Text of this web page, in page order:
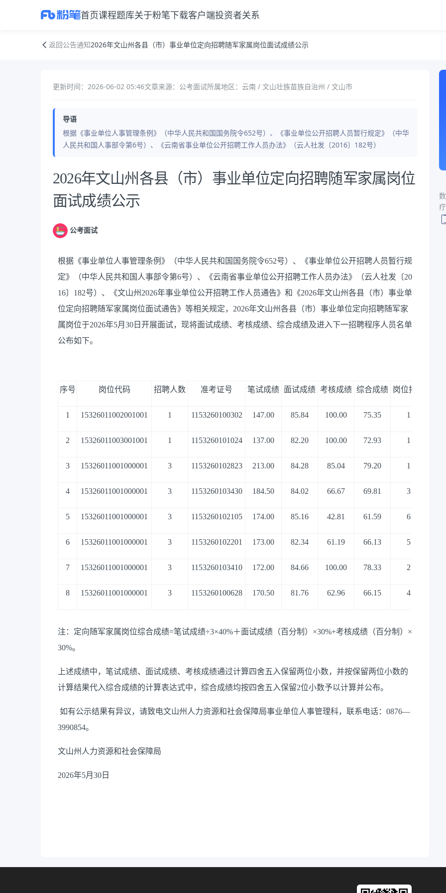
首页课程题库关于粉笔下载客户端投资者关系
返回公告通知2026年文山州各县（市）事业单位定向招聘随军家属岗位面试成绩公示
更新时间：2026-06-02 05:46文章来源：公考面试所属地区：云南 / 文山壮族苗族自治州 / 文山市
导语
根据《事业单位人事管理条例》（中华人民共和国国务院令652号）、《事业单位公开招聘人员暂行规定》（中华
人民共和国人事部令第6号）、《云南省事业单位公开招聘工作人员办法》（云人社发〔2016〕182号）
公告正文
2026年文山州各县（市）事业单位定向招聘随军家属岗位
面试成绩公示
公考面试
根据《事业单位人事管理条例》（中华人民共和国国务院令652号）、《事业单位公开招聘人员暂行规
定》（中华人民共和国人事部令第6号）、《云南省事业单位公开招聘工作人员办法》（云人社发〔20
16〕 182号）、《文山州 2026年事业单位公开招聘工作人员通告》和《2026年文山州各县（市）事业单
位定向招聘随军家属岗位面试通告》等相关规定， 2026年文山州各县（市）事业单位定向招聘随军家
属岗位于2026年5月 30 日 开展面试， 现将面试成绩、考核成绩、综合成绩及进入下一招聘程序人员名单
公布如下。
序号 岗位代码 招聘人数 准考证号 笔试成绩 面试成绩 考核成绩 综合成绩 岗位排名
1 15326011002001001 1 1153260100302 147.00 85.84 100.00 75.35 1
2 15326011003001001 1 1153260101024 137.00 82.20 100.00 72.93 1
3 15326011001000001 3 1153260102823 213.00 84.28 85.04 79.20 1
4 15326011001000001 3 1153260103430 184.50 84.02 66.67 69.81 3
5 15326011001000001 3 1153260102105 174.00 85.16 42.81 61.59 6
6 15326011001000001 3 1153260102201 173.00 82.34 61.19 66.13 5
7 15326011001000001 3 1153260103410 172.00 84.66 100.00 78.33 2
8 15326011001000001 3 1153260100628 170.50 81.76 62.96 66.15 4
注： 定向随军家属岗位综合成绩=笔试成绩÷3×40%＋面试成绩（百分制） ×30%+考核成绩（百分制） ×
30%。
上述成绩中，笔试成绩、面试成绩、考核成绩通过计算四舍五入保留两位小数，并按保留两位小数的
计算结果代入综合成绩的计算表达式中，综合成绩均按四舍五入保留2位小数予以计算并公布。
如有公示结果有异议，请致电文山州人力资源和社会保障局事业单位人事管理科，联系电话： 0876—
3990854。
文山州 人力资源和社会保障局
2026年5月 30 日